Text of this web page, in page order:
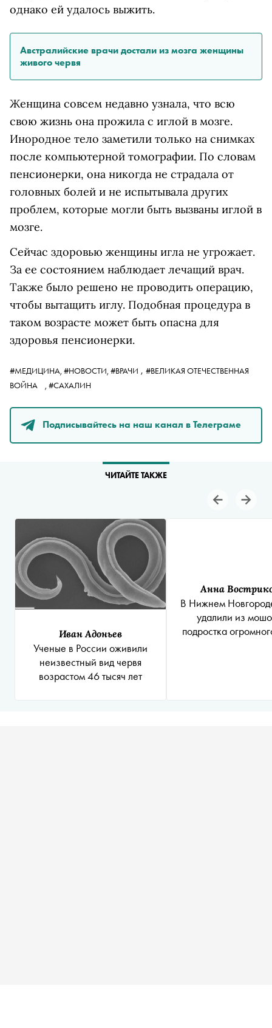
однако ей удалось выжить.
Австралийские врачи достали из мозга женщины
живого червя
Женщина совсем недавно узнала, что всю
свою жизнь она прожила с иглой в мозге.
Инородное тело заметили только на снимках
после компьютерной томографии. По словам
пенсионерки, она никогда не страдала от
головных болей и не испытывала других
проблем, которые могли быть вызваны иглой в
мозге.
Сейчас здоровью женщины игла не угрожает.
За ее состоянием наблюдает лечащий врач.
Также было решено не проводить операцию,
чтобы вытащить иглу. Подобная процедура в
таком возрасте может быть опасна для
здоровья пенсионерки.
#МЕДИЦИНА, #НОВОСТИ, #ВРАЧИ , #ВЕЛИКАЯ ОТЕЧЕСТВЕННАЯ
ВОЙНА
, #САХАЛИН
Подписывайтесь на наш канал в Телеграме
ЧИТАЙТЕ ТАКЖЕ
Иван Адоньев
Ученые в России оживили
неизвестный вид червя
возрастом 46 тысяч лет
Анна
В Нижнем
удалили из
подростка